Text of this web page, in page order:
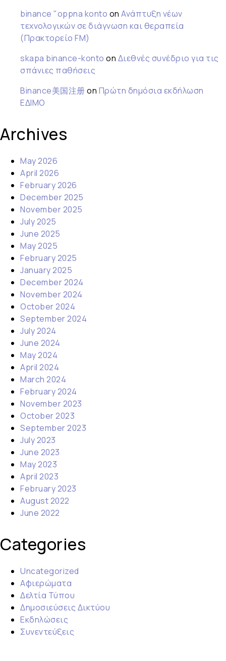
binance "oppna konto on Ανάπτυξη νέων
τεχνολογικών σε διάγνωση και θεραπεία
(Πρακτορείο FM)
skapa binance-konto on Διεθνές συνέδριο για τις
σπάνιες παθήσεις
Binance美国注册on Πρώτη δημόσια εκδήλωση
ΕΔΙΜΟ
Archives
May 2026
April 2026
February 2026
December 2025
November 2025
July 2025
June 2025
May 2025
February 2025
January 2025
December 2024
November 2024
October 2024
September 2024
July 2024
June 2024
May 2024
April 2024
March 2024
February 2024
November 2023
October 2023
September 2023
July 2023
June 2023
May 2023
April 2023
February 2023
August 2022
June 2022
Categories
Uncategorized
Αφιερώματα
Δελτία Τύπου
Δημοσιεύσεις Δικτύου
Εκδηλώσεις
Συνεντεύξεις